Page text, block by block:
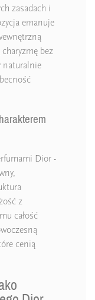
zasadach i
emanuje
bez
naturalnie
Dior -
z
całość
cenią